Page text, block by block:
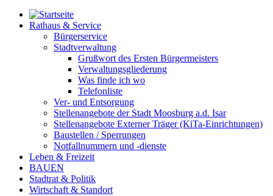
Rathaus & Service
Bürgerservice
Stadtverwaltung
Grußwort des Ersten Bürgermeisters
Verwaltungsgliederung
Was finde ich wo
Telefonliste
Ver- und Entsorgung
Stellenangebote der Stadt Moosburg a.d. Isar
Stellenangebote Externer Träger (KiTa-Einrichtungen)
Baustellen / Sperrungen
Notfallnummern und -dienste
Leben & Freizeit
BAUEN
Stadtrat & Politik
Wirtschaft & Standort